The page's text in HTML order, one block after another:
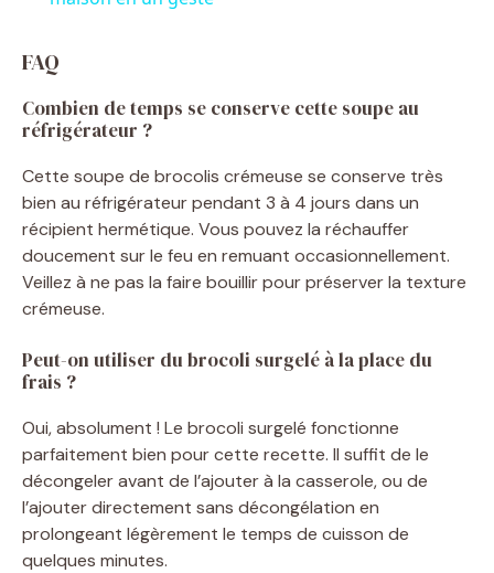
i
d
FAQ
Combien de temps se conserve cette soupe au
réfrigérateur ?
Cette soupe de brocolis crémeuse se conserve très
bien au réfrigérateur pendant 3 à 4 jours dans un
récipient hermétique. Vous pouvez la réchauffer
doucement sur le feu en remuant occasionnellement.
Veillez à ne pas la faire bouillir pour préserver la texture
crémeuse.
Peut-on utiliser du brocoli surgelé à la place du
frais ?
Oui, absolument ! Le brocoli surgelé fonctionne
parfaitement bien pour cette recette. Il suffit de le
décongeler avant de l’ajouter à la casserole, ou de
l’ajouter directement sans décongélation en
prolongeant légèrement le temps de cuisson de
quelques minutes.